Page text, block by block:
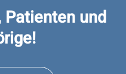
Patienten und